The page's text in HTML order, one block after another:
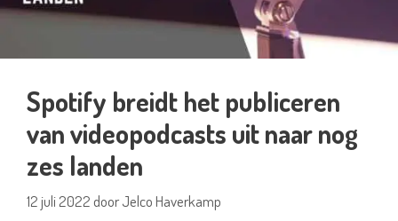
Spotify breidt het publiceren
van videopodcasts uit naar nog
zes landen
12 juli 2022 doorJelco Haverkamp